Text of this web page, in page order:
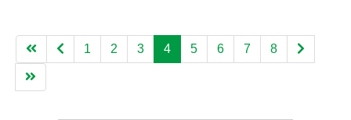
1 2 3 4 5 6 7 8